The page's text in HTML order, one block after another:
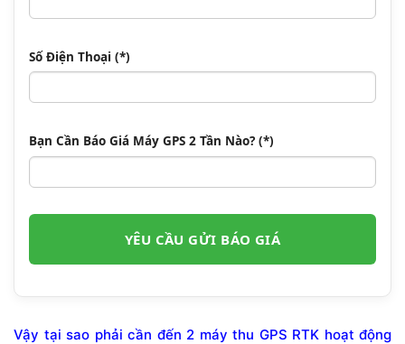
Số Điện Thoại (*)
Bạn Cần Báo Giá Máy GPS 2 Tần Nào? (*)
Vậy tại sao phải cần đến 2 máy thu GPS RTK hoạt động